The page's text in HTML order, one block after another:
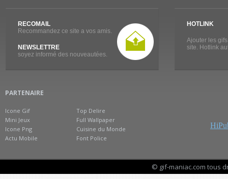
RECOMAIL
Recommandez ce site a vos amis.
NEWSLETTRE
soyez informé des nouveautées.
HOTLINK
Ajouter les
site. Hotlink
PARTENAIRE
Icone Gif
Mini Jeux
Icone Png
Actu Mobile
Top Delire
Full Wallpaper
Cuisine du Monde
Font Police
© gif-maniac.com tous